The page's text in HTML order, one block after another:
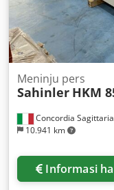
Concordia Sagittaria
10.941 km
Meninju pers
Sahinler HKM
Informasi